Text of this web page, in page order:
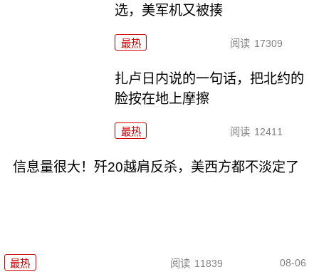
选，美军机又被揍
最热 阅读 17309
扎卢日内说的一句话，把北约的
脸按在地上摩擦
最热 阅读 12411
信息量很大！歼20越肩反杀，美西方都不淡定了
最热 阅读 11839 08-06